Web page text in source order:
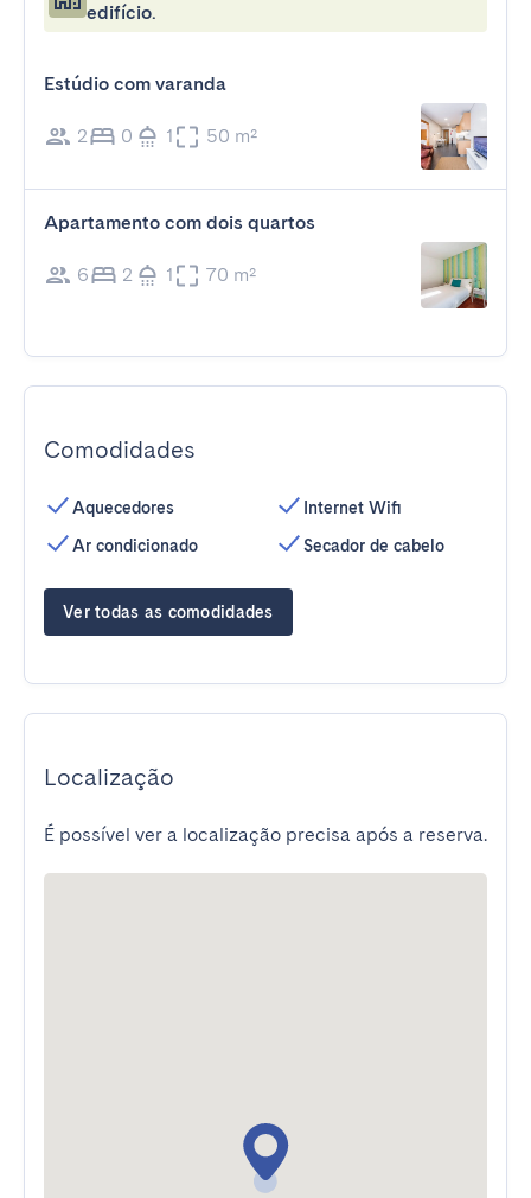
edifício.
Estúdio com varanda
2 0 1 50 m²
Apartamento com dois quartos
6 2 1 70 m²
Comodidades
Aquecedores
Ar condicionado
Internet Wifi
Secador de cabelo
Ver todas as comodidades
Localização
É possível ver a localização precisa após a reserva.